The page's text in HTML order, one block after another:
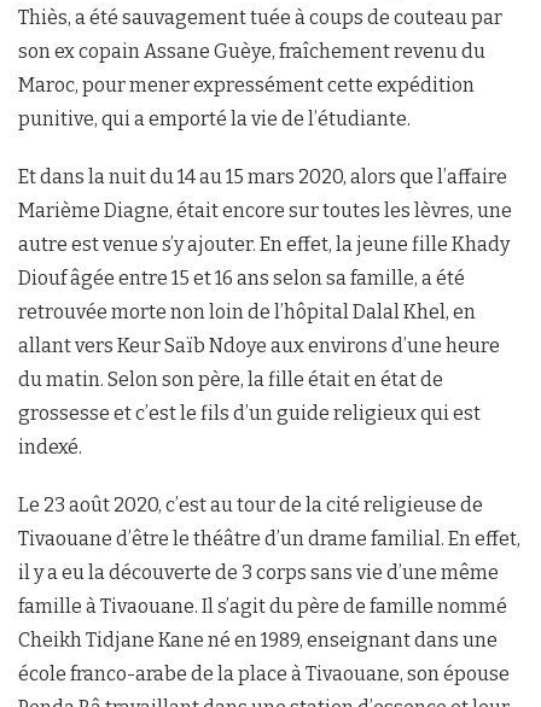
Thiès, a été sauvagement tuée à coups de couteau par
son ex copain Assane Guèye, fraîchement revenu du
Maroc, pour mener expressément cette expédition
punitive, qui a emporté la vie de l’étudiante.
Et dans la nuit du 14 au 15 mars 2020, alors que l’affaire
Marième Diagne, était encore sur toutes les lèvres, une
autre est venue s’y ajouter. En effet, la jeune fille Khady
Diouf âgée entre 15 et 16 ans selon sa famille, a été
retrouvée morte non loin de l’hôpital Dalal Khel, en
allant vers Keur Saïb Ndoye aux environs d’une heure
du matin. Selon son père, la fille était en état de
grossesse et c’est le fils d’un guide religieux qui est
indexé.
Le 23 août 2020, c’est au tour de la cité religieuse de
Tivaouane d’être le théâtre d’un drame familial. En effet,
il y a eu la découverte de 3 corps sans vie d’une même
famille à Tivaouane. Il s’agit du père de famille nommé
Cheikh Tidjane Kane né en 1989, enseignant dans une
école franco-arabe de la place à Tivaouane, son épouse